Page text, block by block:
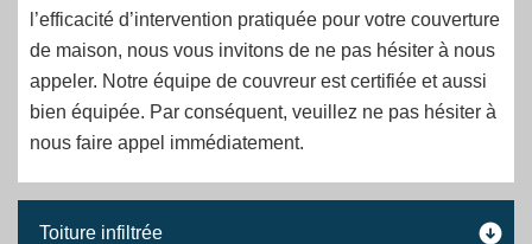
l’efficacité d’intervention pratiquée pour votre couverture
de maison, nous vous invitons de ne pas hésiter à nous
appeler. Notre équipe de couvreur est certifiée et aussi
bien équipée. Par conséquent, veuillez ne pas hésiter à
nous faire appel immédiatement.
Toiture infiltrée